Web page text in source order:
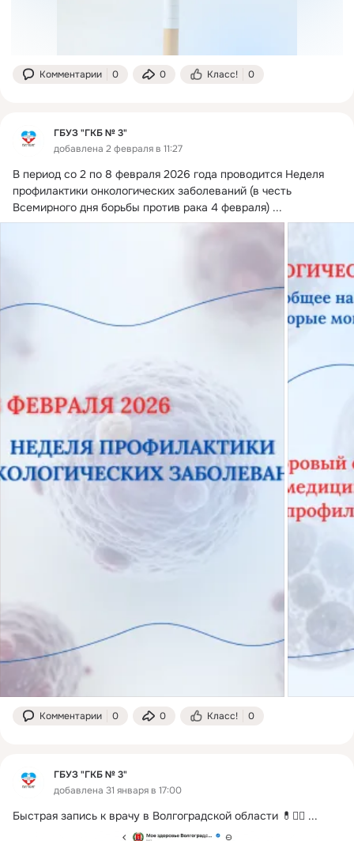
Комментарии 0 0 Класс! 0
ГБУЗ "ГКБ № 3"
добавлена 2 февраля в 11:27
В период со 2 по 8 февраля 2026 года проводится Неделя
профилактики онкологических заболеваний (в честь
Всемирного дня борьбы против рака 4 февраля) ...
Комментарии 0 0 Класс! 0
ГБУЗ "ГКБ № 3"
добавлена 31 января в 17:00
Быстрая запись к врачу в Волгоградской области 💊👩‍⚕️ ...